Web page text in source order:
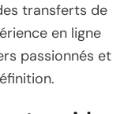
transferts de
en ligne
passionnés et